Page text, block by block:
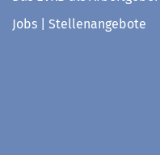
Jobs | Stellenangebote